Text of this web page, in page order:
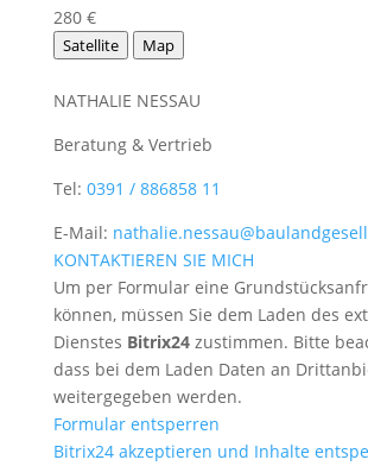
280 €
Satellite Map
NATHALIE NESSAU
Beratung & Vertrieb
Tel: 0391 / 886858 11
E-Mail:
KONTAKTIEREN SIE MICH
Um per Formular eine
können, müssen Sie dem Laden des
Dienstes Bitrix24zustimmen. Bitte
dass bei dem Laden Daten an
weitergegeben werden.
Formular entsperren
Bitrix24 akzeptieren und Inhalte